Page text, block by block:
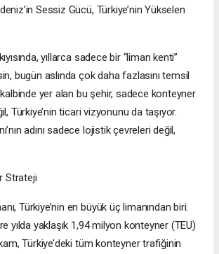
Sessiz Gücü, Türkiye’nin Yükselen
yıllarca sadece bir “liman kenti”
bugün aslında çok daha fazlasını temsil
yer alan bu şehir, sadece konteyner
Türkiye’nin ticari vizyonunu da taşıyor.
adını sadece lojistik çevreleri değil,
Strateji
Türkiye’nin en büyük üç limanından biri.
yılda yaklaşık 1,94 milyon konteyner (TEU)
Türkiye’deki tüm konteyner trafiğinin